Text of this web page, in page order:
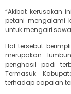
“Akibat kerusakan
petani mengalami
untuk mengairi
Hal tersebut
merupakan
penghasil padi
Termasuk
terhadap capaian